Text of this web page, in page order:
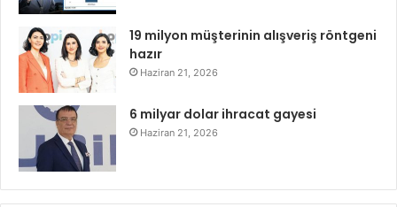
19 milyon müşterinin alışveriş röntgeni
hazır
Haziran 21, 2026
6 milyar dolar ihracat gayesi
Haziran 21, 2026